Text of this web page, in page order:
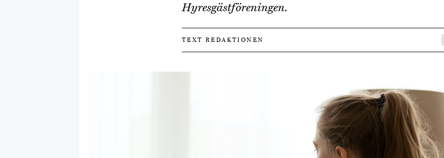
Hyresgästföreningen.
TEXT REDAKTIONEN